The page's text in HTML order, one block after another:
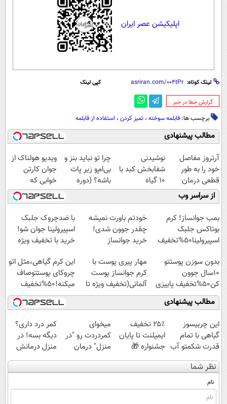
اپلیکیشن عصر ایران
لینک کوتاه: کپی لینک
‌گزارش خطا در خبر
برچسب ها: قابلمه سوخته ، تمیز کردن ، استفاده از قابلمه
مطالب پیشنهادی
آرتروز مفاصل
خود را به طور
قطعی درمان
کنید!
◗پرسش‌نامه◖
نوشیدنی
شفابخش کبد با
10 گیاه
موثر(تخفیف تا
امشب)
چرا تو نباید بنز و
بی‌ام‌و زیر پات
باشه؟ (دوره
رایگان درآمد
میلیاردی)
ویدیو هولناک از
جوان کارتن
خوابی که
میلیاردر شد.
آموزش رایگان
از سراسر وب
بمب جوانساز! کرم
بوتاکس جلبک
اسپیرولینا50%تخفیف
خودتم باورت نمیشه
چقدر جوون شدی!
خرید جوانساز
ویژه
با ضدچروک جلبک
اسپیرولینا جوان شو!
خرید با تخفیف ویژه
بدون سوزن پوستتو
10سال جوون
کن50%تخفیف پاییزی
مهار پیری پوست با
کرم جوانساز پوست
آلمانی(تخفیف ویژه تا
امشب)
این کرم گیاهی،مثل اتو
چروکای پوستتوصاف
میکنه!50%تخفیف
مطالب پیشنهادی
این چربیسوز
گیاهی با تمام
قدرت شکمتو آب
میکنه! سفارش
با تخفیف ویژه
۲۵٪ تخفیف
ایمپلنت تا پایان
جشنواره 🎁
میخوای
کمردردت رو "در
منزل" درمان
کنی؟ (◂فیلم +
◂پرسش‌نامه)
کمر درد داری؟
دیگه بسه! در
منزل درمانش
کن
(◀پرسش‌نامه)
نظر شما
نام